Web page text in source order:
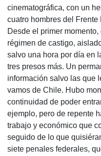
cinematográfica, con un
cuatro hombres del
Desde el primer
régimen de castigo,
salvo una hora por día en
tres presos más. Un
información salvo las que
vamos de Chile. Hubo
continuidad de poder
ejemplo, pero de repente
trabajo y económico que
seguido de lo que
siete penales federales,